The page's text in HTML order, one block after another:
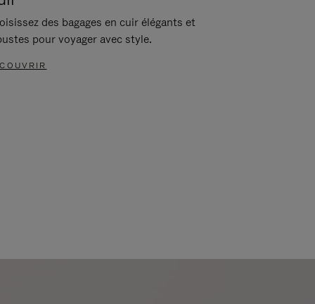
des bagages en cuir élégants et
pour voyager avec style.